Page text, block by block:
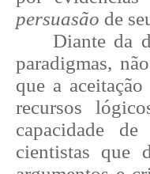
persuasão de
Diante da
paradigmas,
que a
recursos
capacidade
cientistas que